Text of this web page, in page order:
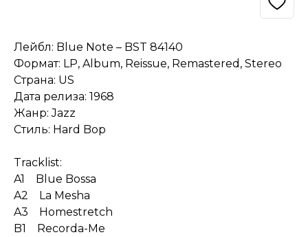
Лейбл: Blue Note – BST 84140
Формат: LP, Album, Reissue, Remastered, Stereo
Страна: US
Дата релиза: 1968
Жанр: Jazz
Стиль: Hard Bop
Tracklist:
A1 Blue Bossa
A2 La Mesha
A3 Homestretch
B1 Recorda-Me